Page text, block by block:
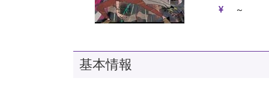
～
基本情報